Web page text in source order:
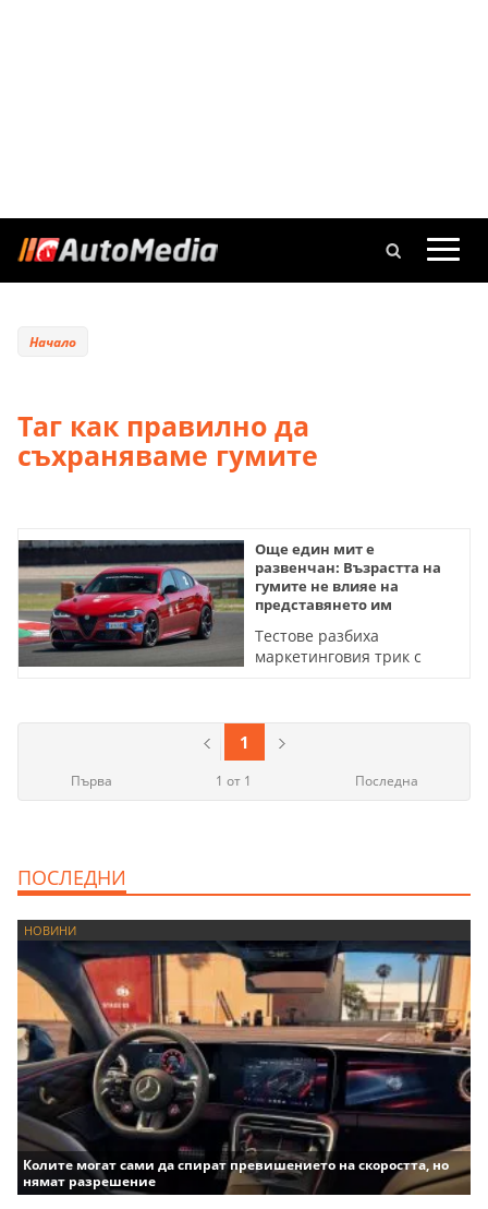
Начало
Таг как правилно да
съхраняваме гумите
Още един мит е
развенчан: Възрастта на
гумите не влияе на
представянето им
Тестове разбиха
маркетинговия трик с
бюджета на шофьорите
1 от 1 Последна
1
Първа
ПОСЛЕДНИ
НОВИНИ
Колите могат сами да спират превишението на скоростта, но
нямат разрешение